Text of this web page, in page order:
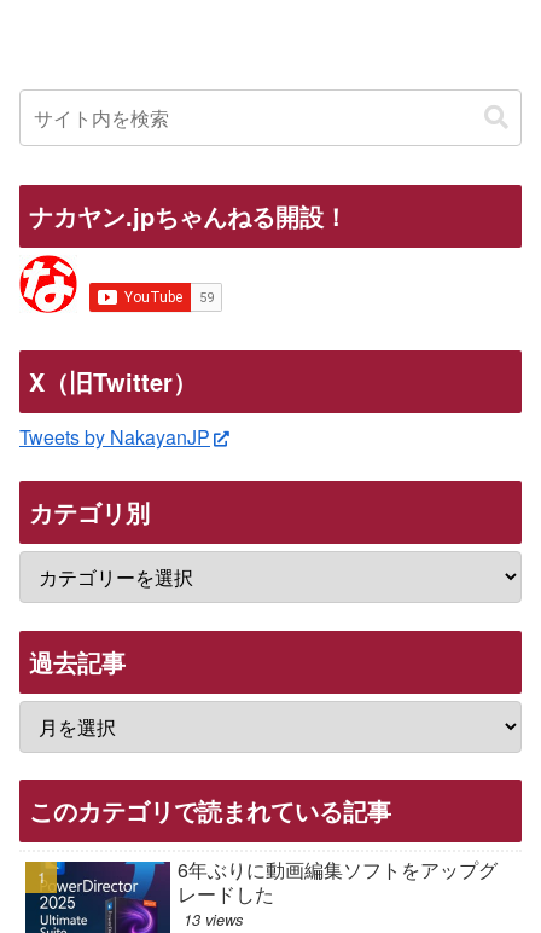
ナカヤン.jpちゃんねる開設！
X（旧Twitter）
Tweets by NakayanJP
カテゴリ別
過去記事
このカテゴリで読まれている記事
6年ぶりに動画編集ソフトをアップグ
レードした
13 views